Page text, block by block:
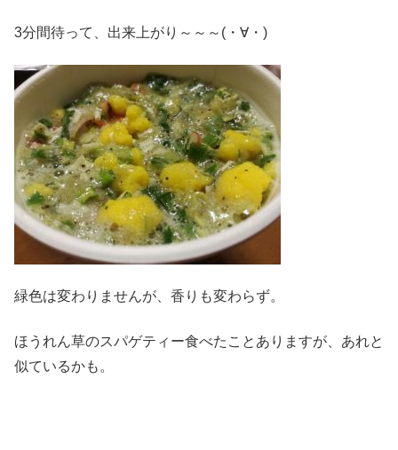
3分間待って、出来上がり～～～(・∀・)
緑色は変わりませんが、香りも変わらず。
ほうれん草のスパゲティー食べたことありますが、あれと
似ているかも。